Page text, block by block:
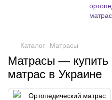
Каталог Матрасы
Матрасы — купить
матрас в Украине
Ортопедический матрас